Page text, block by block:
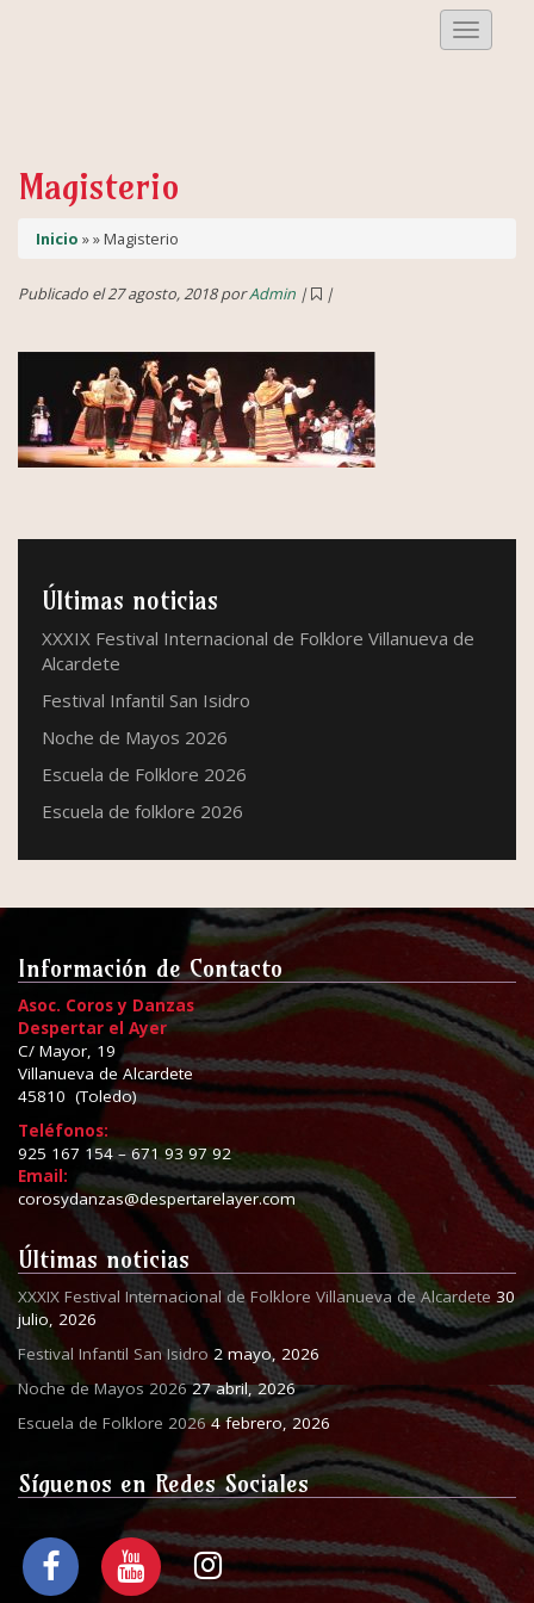
Menu
Magisterio
Inicio » » Magisterio
Publicado el 27 agosto, 2018 porAdmin | |
Últimas noticias
XXXIX Festival Internacional de Folklore Villanueva de
Alcardete
Festival Infantil San Isidro
Noche de Mayos 2026
Escuela de Folklore 2026
Escuela de folklore 2026
Información de Contacto
Asoc. Coros y Danzas
Despertar el Ayer
C/ Mayor, 19
Villanueva de Alcardete
45810 (Toledo)
Teléfonos:
925 167 154 – 671 93 97 92
Email:
corosydanzas@despertarelayer.com
Últimas noticias
XXXIX Festival Internacional de Folklore Villanueva de Alcardete 30
julio, 2026
Festival Infantil San Isidro 2 mayo, 2026
Noche de Mayos 2026 27 abril, 2026
Escuela de Folklore 2026 4 febrero, 2026
Síguenos en Redes Sociales